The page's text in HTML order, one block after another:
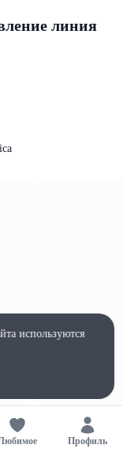
линия
Профиль
используются